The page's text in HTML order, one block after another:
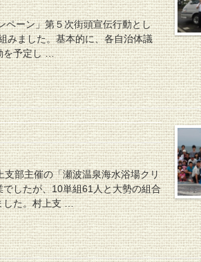
ペーン」第５次街頭宣伝行動とし
みました。基本的に、各自治体議
を予定し …
部主催の「瀬波温泉海水浴場クリ
したが、10単組61人と大勢の組合
した。村上支 …